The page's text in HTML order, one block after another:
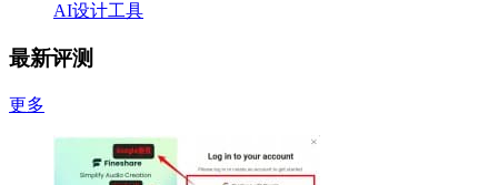
AI设计工具
最新评测
更多